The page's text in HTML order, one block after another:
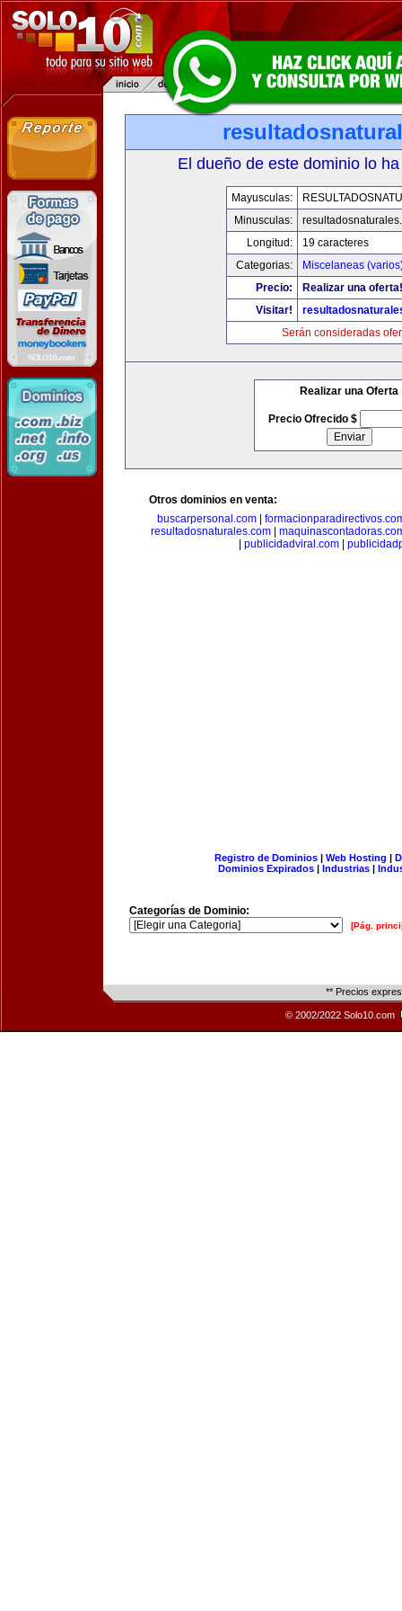
El dueño de este dominio lo
Mayusculas:
Minusculas:
Longitud:
19 caracteres
Categorias:
Miscelaneas
Precio:
Realizar una oferta!
Visitar!
Serán consideradas
Realizar una Oferta
Precio Ofrecido $
Otros dominios en venta:
buscarpersonal.com|
resultadosnaturales.com|
publicidadviral.com
Registro de Dominios| Web Hosting |
Dominios Expirados | Industrias |
Categorías de Dominio:
[Pág.
** Precios
© 2002/2022 Solo10.com